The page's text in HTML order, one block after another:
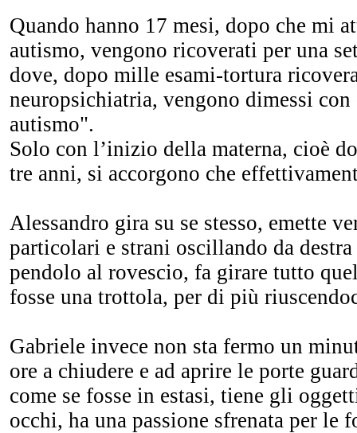
Quando hanno 17 mesi, dopo che mi
autismo, vengono ricoverati per una
dove, dopo mille esami-tortura
neuropsichiatria, vengono dimessi
autismo".
Solo con l’inizio della materna, cioè
tre anni, si accorgono che
Alessandro gira su se stesso, emette
particolari e strani oscillando da
pendolo al rovescio, fa girare tutto
fosse una trottola, per di più
Gabriele invece non sta fermo un
ore a chiudere e ad aprire le porte
come se fosse in estasi, tiene gli
occhi, ha una passione sfrenata per